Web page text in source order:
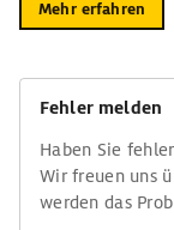
Mehr erfahren
Fehler melden
Haben Sie
Wir freuen uns
werden das